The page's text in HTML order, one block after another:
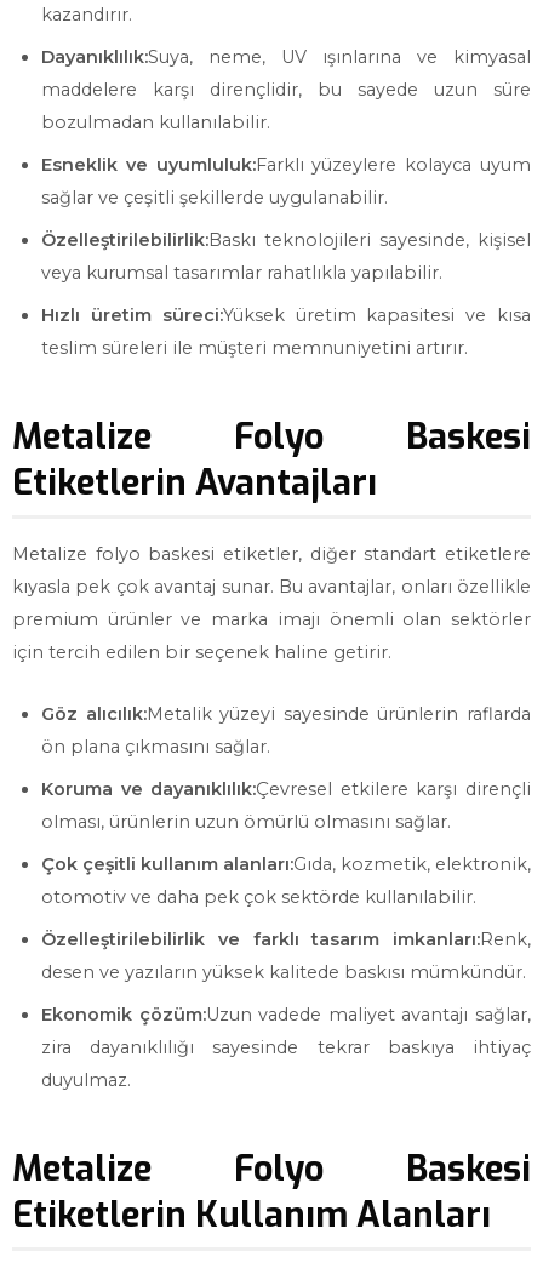
kazandırır.
Dayanıklılık:Suya, neme, UV ışınlarına ve kimyasal
maddelere karşı dirençlidir, bu sayede uzun süre
bozulmadan kullanılabilir.
Esneklik ve uyumluluk:Farklı yüzeylere kolayca uyum
sağlar ve çeşitli şekillerde uygulanabilir.
Özelleştirilebilirlik:Baskı teknolojileri sayesinde, kişisel
veya kurumsal tasarımlar rahatlıkla yapılabilir.
Hızlı üretim süreci:Yüksek üretim kapasitesi ve kısa
teslim süreleri ile müşteri memnuniyetini artırır.
Metalize Folyo Baskesi
Etiketlerin Avantajları
Metalize folyo baskesi etiketler, diğer standart etiketlere
kıyasla pek çok avantaj sunar. Bu avantajlar, onları özellikle
premium ürünler ve marka imajı önemli olan sektörler
için tercih edilen bir seçenek haline getirir.
Göz alıcılık:Metalik yüzeyi sayesinde ürünlerin raflarda
ön plana çıkmasını sağlar.
Koruma ve dayanıklılık:Çevresel etkilere karşı dirençli
olması, ürünlerin uzun ömürlü olmasını sağlar.
Çok çeşitli kullanım alanları:Gıda, kozmetik, elektronik,
otomotiv ve daha pek çok sektörde kullanılabilir.
Özelleştirilebilirlik ve farklı tasarım imkanları:Renk,
desen ve yazıların yüksek kalitede baskısı mümkündür.
Ekonomik çözüm:Uzun vadede maliyet avantajı sağlar,
zira dayanıklılığı sayesinde tekrar baskıya ihtiyaç
duyulmaz.
Metalize Folyo Baskesi
Etiketlerin Kullanım Alanları